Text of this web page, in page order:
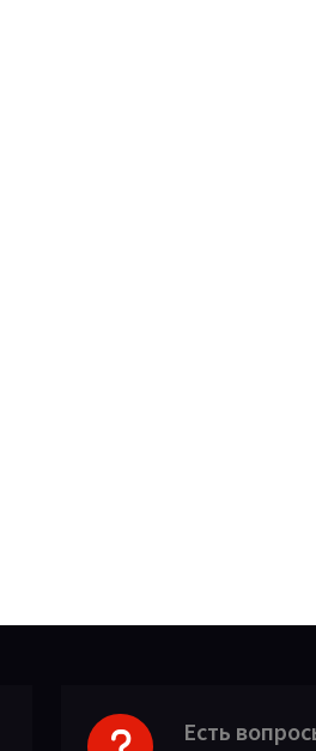
Есть